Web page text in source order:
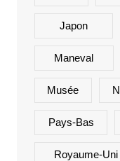
Japon
Maneval
Musée
Pays-Bas
Royaume-Uni